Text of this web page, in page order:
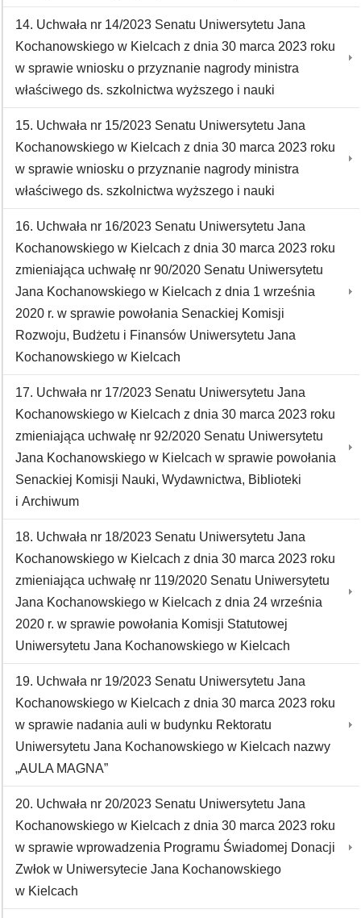
14. Uchwała nr 14/2023 Senatu Uniwersytetu Jana
Kochanowskiego w Kielcach z dnia 30 marca 2023 roku
w sprawie wniosku o przyznanie nagrody ministra
właściwego ds. szkolnictwa wyższego i nauki
15. Uchwała nr 15/2023 Senatu Uniwersytetu Jana
Kochanowskiego w Kielcach z dnia 30 marca 2023 roku
w sprawie wniosku o przyznanie nagrody ministra
właściwego ds. szkolnictwa wyższego i nauki
16. Uchwała nr 16/2023 Senatu Uniwersytetu Jana
Kochanowskiego w Kielcach z dnia 30 marca 2023 roku
zmieniająca uchwałę nr 90/2020 Senatu Uniwersytetu
Jana Kochanowskiego w Kielcach z dnia 1 września
2020 r. w sprawie powołania Senackiej Komisji
Rozwoju, Budżetu i Finansów Uniwersytetu Jana
Kochanowskiego w Kielcach
17. Uchwała nr 17/2023 Senatu Uniwersytetu Jana
Kochanowskiego w Kielcach z dnia 30 marca 2023 roku
zmieniająca uchwałę nr 92/2020 Senatu Uniwersytetu
Jana Kochanowskiego w Kielcach w sprawie powołania
Senackiej Komisji Nauki, Wydawnictwa, Biblioteki
i Archiwum
18. Uchwała nr 18/2023 Senatu Uniwersytetu Jana
Kochanowskiego w Kielcach z dnia 30 marca 2023 roku
zmieniająca uchwałę nr 119/2020 Senatu Uniwersytetu
Jana Kochanowskiego w Kielcach z dnia 24 września
2020 r. w sprawie powołania Komisji Statutowej
Uniwersytetu Jana Kochanowskiego w Kielcach
19. Uchwała nr 19/2023 Senatu Uniwersytetu Jana
Kochanowskiego w Kielcach z dnia 30 marca 2023 roku
w sprawie nadania auli w budynku Rektoratu
Uniwersytetu Jana Kochanowskiego w Kielcach nazwy
„AULA MAGNA”
20. Uchwała nr 20/2023 Senatu Uniwersytetu Jana
Kochanowskiego w Kielcach z dnia 30 marca 2023 roku
w sprawie wprowadzenia Programu Świadomej Donacji
Zwłok w Uniwersytecie Jana Kochanowskiego
w Kielcach